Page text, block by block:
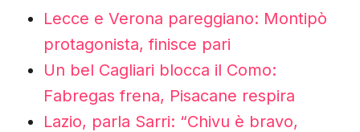
Lecce e Verona pareggiano: Montipò
protagonista, finisce pari
Un bel Cagliari blocca il Como:
Fabregas frena, Pisacane respira
Lazio, parla Sarri: “Chivu è bravo,